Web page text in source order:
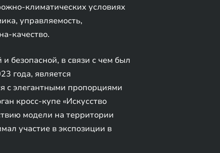
климатических условиях
управляемость,
качество.
безопасной, в связи с чем был
года, является
с элегантными пропорциями
кросс-купе «Искусство
модели на территории
участие в экспозиции в